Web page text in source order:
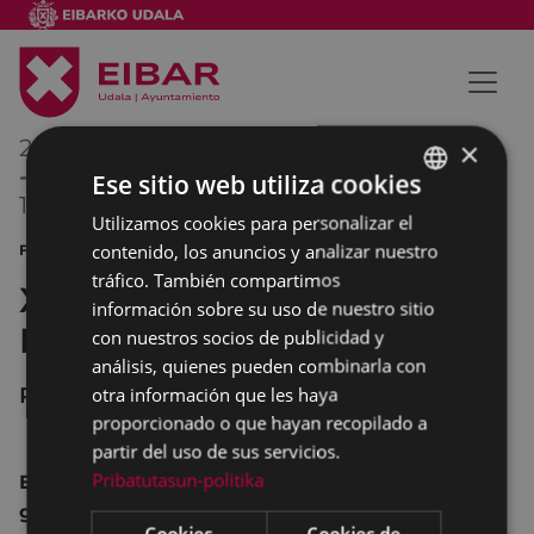
24/10/2014
-
16/11/2014
FOTOGRAFÍA EXPOSICIÓN
XXVII Certamen de fotografia
Indalecio Ojanguren
PORTALEA
Exposición de las colecciones y fotografías
ganadoras y finalistas.
BASQUE
SPANISH
×
Ese sitio web utiliza cookies
Utilizamos cookies para personalizar el
contenido, los anuncios y analizar nuestro
tráfico. También compartimos
información sobre su uso de nuestro sitio
con nuestros socios de publicidad y
análisis, quienes pueden combinarla con
otra información que les haya
proporcionado o que hayan recopilado a
partir del uso de sus servicios.
Pribatutasun-politika